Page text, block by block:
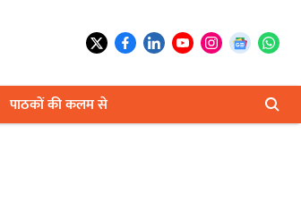
पाठकों की कलम से